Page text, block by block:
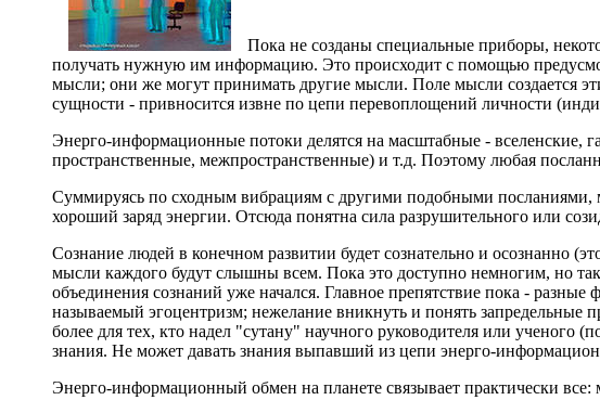
Пока не созданы специальные приборы,
получать нужную им информацию. Это происходит с помощью
мысли; они же могут принимать другие мысли. Поле мысли создается
сущности - привносится извне по цепи перевоплощений личности
Энерго-информационные потоки делятся на масштабные - вселенские,
пространственные, межпространственные) и т.д. Поэтому любая
Суммируясь по сходным вибрациям с другими подобными посланиями,
хороший заряд энергии. Отсюда понятна сила разрушительного или
Сознание людей в конечном развитии будет сознательно и осознанно
мысли каждого будут слышны всем. Пока это доступно немногим, но
объединения сознаний уже начался. Главное препятствие пока -
называемый эгоцентризм; нежелание вникнуть и понять запредельные
более для тех, кто надел "сутану" научного руководителя или
знания. Не может давать знания выпавший из цепи энерго-
Энерго-информационный обмен на планете связывает практически